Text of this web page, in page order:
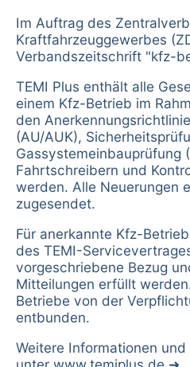
Im Auftrag des
Kraftfahrzeuggewerbes
Verbandszeitschrift "kfz-
TEMI Plus enthält alle
einem Kfz-Betrieb im
den
(AU/AUK),
Gassystemeinbauprüfung
Fahrtschreibern und
werden. Alle Neuerungen
zugesendet.
Für anerkannte Kfz-
des TEMI-
vorgeschriebene Bezug
Mitteilungen erfüllt
Betriebe von der
entbunden.
Weitere Informationen